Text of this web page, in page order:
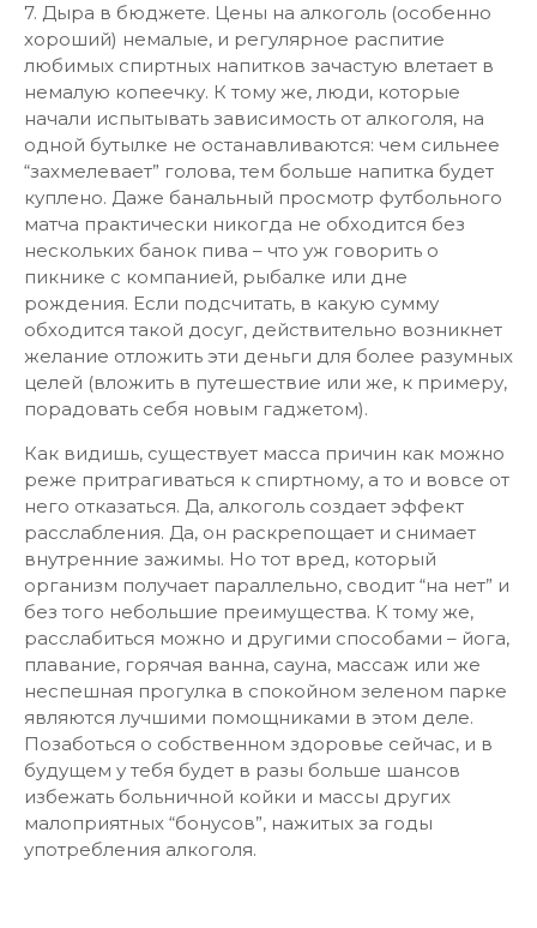
7. Дыра в бюджете. Цены на алкоголь (особенно
хороший) немалые, и регулярное распитие
любимых спиртных напитков зачастую влетает в
немалую копеечку. К тому же, люди, которые
начали испытывать зависимость от алкоголя, на
одной бутылке не останавливаются: чем сильнее
“захмелевает” голова, тем больше напитка будет
куплено. Даже банальный просмотр футбольного
матча практически никогда не обходится без
нескольких банок пива – что уж говорить о
пикнике с компанией, рыбалке или дне
рождения. Если подсчитать, в какую сумму
обходится такой досуг, действительно возникнет
желание отложить эти деньги для более разумных
целей (вложить в путешествие или же, к примеру,
порадовать себя новым гаджетом).
Как видишь, существует масса причин как можно
реже притрагиваться к спиртному, а то и вовсе от
него отказаться. Да, алкоголь создает эффект
расслабления. Да, он раскрепощает и снимает
внутренние зажимы. Но тот вред, который
организм получает параллельно, сводит “на нет” и
без того небольшие преимущества. К тому же,
расслабиться можно и другими способами – йога,
плавание, горячая ванна, сауна, массаж или же
неспешная прогулка в спокойном зеленом парке
являются лучшими помощниками в этом деле.
Позаботься о собственном здоровье сейчас, и в
будущем у тебя будет в разы больше шансов
избежать больничной койки и массы других
малоприятных “бонусов”, нажитых за годы
употребления алкоголя.